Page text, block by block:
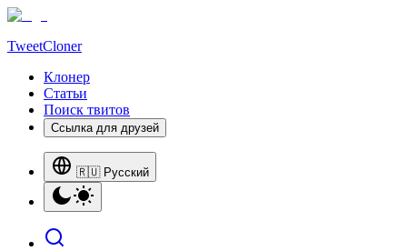
TweetCloner
Клонер
Статьи
Поиск твитов
Ссылка для друзей
🇷🇺 Русский